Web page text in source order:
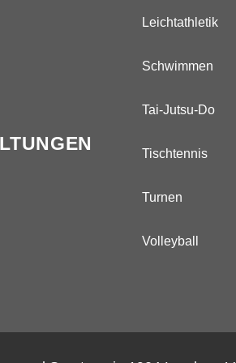
Leichtathletik
Schwimmen
Tai-Jutsu-Do
Tischtennis
Turnen
Volleyball